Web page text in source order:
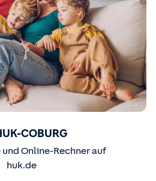
COBURG
Online-Rechner auf
huk.de